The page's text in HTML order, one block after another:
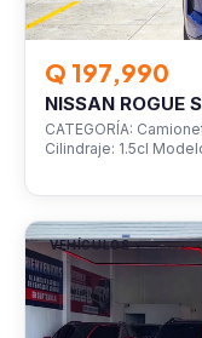
Q 197,990
NISSAN ROGUE
CATEGORÍA:
Cilindraje: 1.5cl
VEHÍCULOS